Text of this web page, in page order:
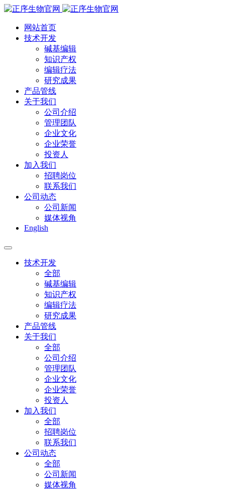
网站首页
技术开发
碱基编辑
知识产权
编辑疗法
研究成果
产品管线
关于我们
公司介绍
管理团队
企业文化
企业荣誉
投资人
加入我们
招聘岗位
联系我们
公司动态
公司新闻
媒体视角
English
技术开发
全部
碱基编辑
知识产权
编辑疗法
研究成果
产品管线
关于我们
全部
公司介绍
管理团队
企业文化
企业荣誉
投资人
加入我们
全部
招聘岗位
联系我们
公司动态
全部
公司新闻
媒体视角